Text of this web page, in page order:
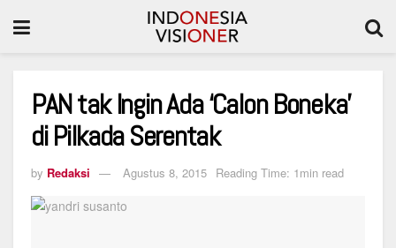
PAN tak Ingin Ada ‘Calon Boneka’
di Pilkada Serentak
by Redaksi Agustus 8, 2015 Reading Time: 1min read